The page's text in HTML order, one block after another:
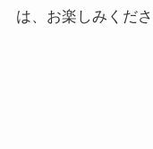
は、お楽しみくだ